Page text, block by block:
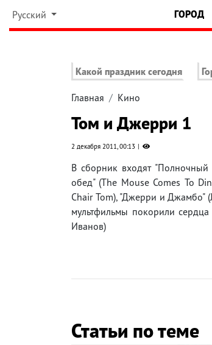
Русский ГОРОД
Какой праздник сегодня
Главная Кино
Том и Джерри 1
2 декабря 2011, 00:13
В сборник входят
обед" (The Mouse Comes To
Chair Tom), "Джерри и Джамбо"
мультфильмы покорили
Иванов)
Статьи по теме